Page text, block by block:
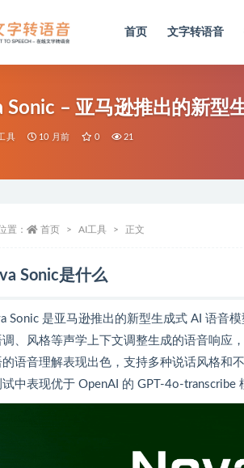
首页 文字转语音
Sonic – 亚马逊推出的新型
具 10 月前 0 21
置： 首页 AI工具 正文
Sonic是什么
Sonic 是亚马逊推出的新型生成式 AI 语音
调、风格等声学上下文调整生成的语音响应
的语音理解表现出色，支持多种说话风格和
试中表现优于 OpenAI 的 GPT-4o-transcribe